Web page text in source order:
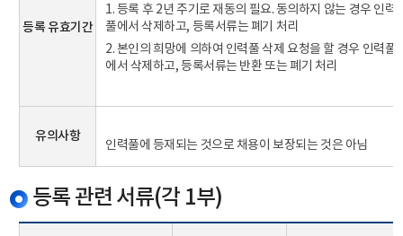
등록 유효기간
1. 등록 후 2년 주기로 재동의 필요. 동의하지 않는 경우 인력
풀에서 삭제하고, 등록서류는 폐기 처리
2. 본인의 희망에 의하여 인력풀 삭제 요청을 할 경우 인력풀
에서 삭제하고, 등록서류는 반환 또는 폐기 처리
유의사항
인력풀에 등재되는 것으로 채용이 보장되는 것은 아님
등록 관련 서류(각 1부)